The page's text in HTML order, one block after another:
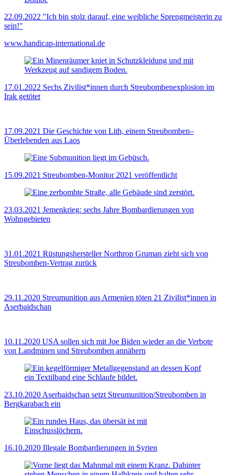
22.09.2022 "Ich bin stolz darauf, eine weibliche Sprengmeisterin zu
sein!"
www.handicap-international.de
17.01.2022 Sechs Zivilist*innen durch Streubombenexplosion im
Irak getötet
17.09.2021 Die Geschichte von Lith, einem Streubomben–
Überlebenden aus Laos
15.09.2021 Streubomben-Monitor 2021 veröffentlicht
23.03.2021 Jemenkrieg: sechs Jahre Bombardierungen von
Wohngebieten
31.01.2021 Rüstungshersteller Northrop Gruman zieht sich von
Streubomben-Vertrag zurück
29.11.2020 Streumunition aus Armenien töten 21 Zivilist*innen in
Aserbaidschan
10.11.2020 USA sollen sich mit Joe Biden wieder an die Verbote
von Landminen und Streubomben annähern
23.10.2020 Aserbaidschan setzt Streumunition/Streubomben in
Bergkarabach ein
16.10.2020 Illegale Bombardierungen in Syrien